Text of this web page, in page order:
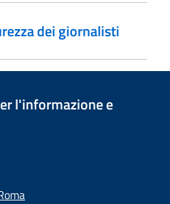
dei giornalisti
l'informazione e